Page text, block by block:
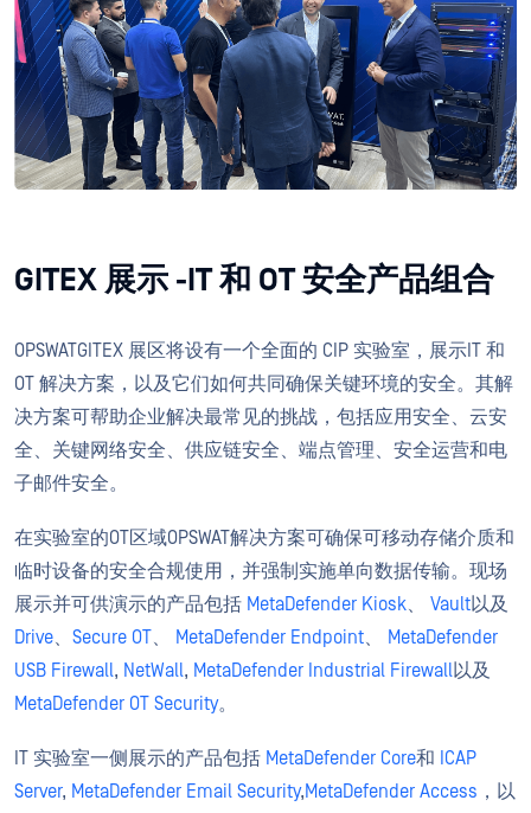
GITEX 展示 -IT 和 OT 安全产品组合
OPSWATGITEX 展区将设有一个全面的 CIP 实验室，展示IT 和
OT 解决方案，以及它们如何共同确保关键环境的安全。其解
决方案可帮助企业解决最常见的挑战，包括应用安全、云安
全、关键网络安全、供应链安全、端点管理、安全运营和电
子邮件安全。
在实验室的OT区域OPSWAT解决方案可确保可移动存储介质和
临时设备的安全合规使用，并强制实施单向数据传输。现场
展示并可供演示的产品包括 MetaDefender Kiosk、 Vault以及
Drive、 Secure OT、 MetaDefender Endpoint、
MetaDefender
USB Firewall, NetWall, MetaDefender Industrial Firewall以及
MetaDefender OT Security。
IT 实验室一侧展示的产品包括 MetaDefender Core和 ICAP
Server, MetaDefender Email Security,MetaDefender Access ，以